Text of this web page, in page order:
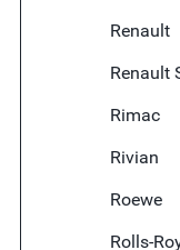
Renault
Renault
Rimac
Rivian
Roewe
Rolls-